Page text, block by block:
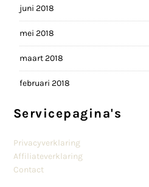
juni 2018
mei 2018
maart 2018
februari 2018
Servicepagina's
Privacyverklaring
Affiliateverklaring
Contact